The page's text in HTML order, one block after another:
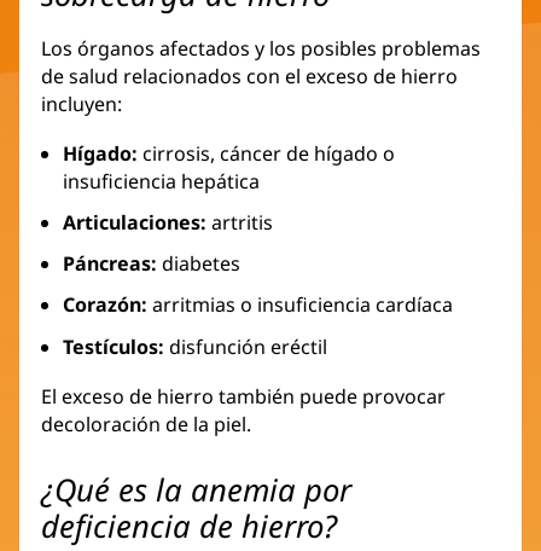
Los órganos afectados y los posibles problemas
de salud relacionados con el exceso de hierro
incluyen:
Hígado: cirrosis, cáncer de hígado o
insuficiencia hepática
Articulaciones: artritis
Páncreas: diabetes
Corazón: arritmias o insuficiencia cardíaca
Testículos: disfunción eréctil
El exceso de hierro también puede provocar
decoloración de la piel.
¿Qué es la anemia por
deficiencia de hierro?